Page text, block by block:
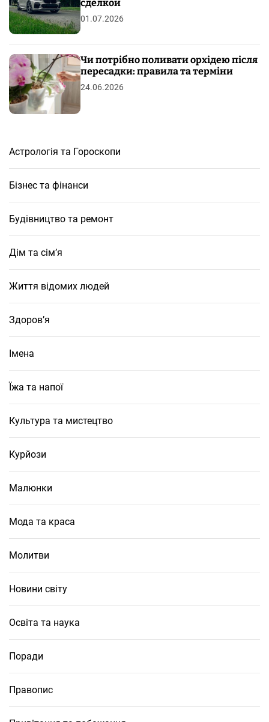
сделкой
01.07.2026
Чи потрібно поливати орхідею після
пересадки: правила та терміни
24.06.2026
Астрологія та Гороскопи
Бізнес та фінанси
Будівництво та ремонт
Дім та сім’я
Життя відомих людей
Здоров’я
Імена
Їжа та напої
Культура та мистецтво
Курйози
Малюнки
Мода та краса
Молитви
Новини світу
Освіта та наука
Поради
Правопис